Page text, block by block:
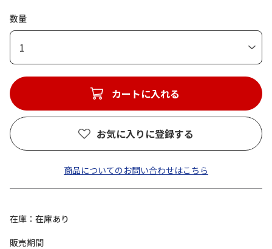
数量
1
カートに入れる
お気に入りに登録する
商品についてのお問い合わせはこちら
在庫
在庫あり
販売期間